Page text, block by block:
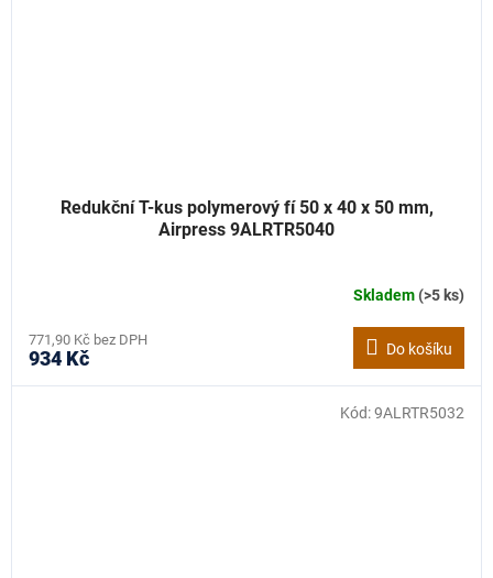
Redukční T-kus polymerový fí 50 x 40 x 50 mm,
Airpress 9ALRTR5040
Skladem(>5 ks)
771,90 Kč bez DPH
934 Kč Do košíku
Kód:9ALRTR5032